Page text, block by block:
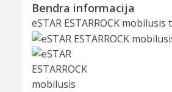
Bendra informacija
eSTAR ESTARROCK
Slide 1 of 2